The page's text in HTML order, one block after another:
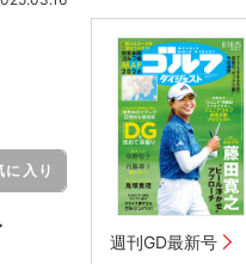
に入り
週刊GD最新号